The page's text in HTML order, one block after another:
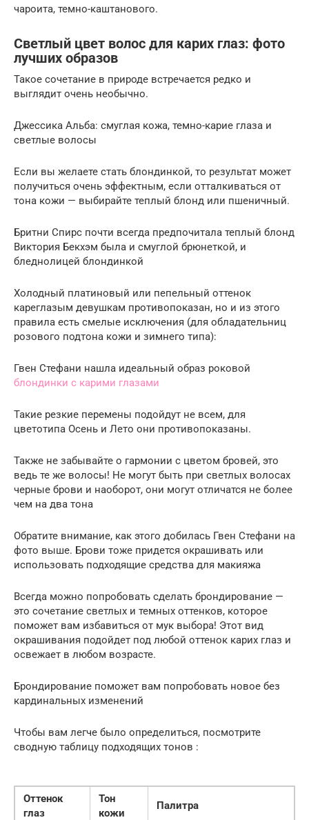
чароита, темно-каштанового.
Светлый цвет волос для карих глаз: фото
лучших образов
Такое сочетание в природе встречается редко и
выглядит очень необычно.
Джессика Альба: смуглая кожа, темно-карие глаза и
светлые волосы
Если вы желаете стать блондинкой, то результат может
получиться очень эффектным, если отталкиваться от
тона кожи — выбирайте теплый блонд или пшеничный.
Бритни Спирс почти всегда предпочитала теплый блонд
Виктория Бекхэм была и смуглой брюнеткой, и
бледнолицей блондинкой
Холодный платиновый или пепельный оттенок
кареглазым девушкам противопоказан, но и из этого
правила есть смелые исключения (для обладательниц
розового подтона кожи и зимнего типа):
Гвен Стефани нашла идеальный образ роковой
блондинки с карими глазами
Такие резкие перемены подойдут не всем, для
цветотипа Осень и Лето они противопоказаны.
Также не забывайте о гармонии с цветом бровей, это
ведь те же волосы! Не могут быть при светлых волосах
черные брови и наоборот, они могут отличатся не более
чем на два тона
Обратите внимание, как этого добилась Гвен Стефани на
фото выше. Брови тоже придется окрашивать или
использовать подходящие средства для макияжа
Всегда можно попробовать сделать брондирование —
это сочетание светлых и темных оттенков, которое
поможет вам избавиться от мук выбора! Этот вид
окрашивания подойдет под любой оттенок карих глаз и
освежает в любом возрасте.
Брондирование поможет вам попробовать новое без
кардинальных изменений
Чтобы вам легче было определиться, посмотрите
сводную таблицу подходящих тонов :
Оттенок
глаз
Тон
кожи
Палитра